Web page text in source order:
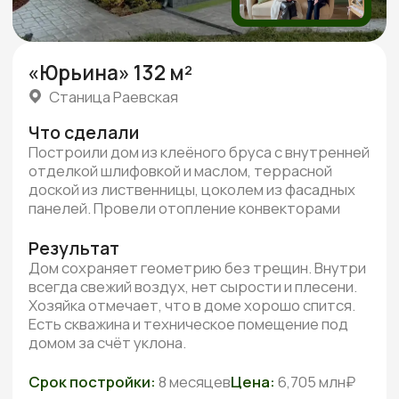
Реальные видео-отзывы
от наших клиентов
Всего
3 минуты